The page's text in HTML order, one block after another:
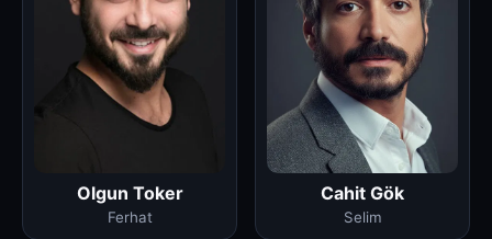
Olgun Toker
Ferhat
Cahit Gök
Selim